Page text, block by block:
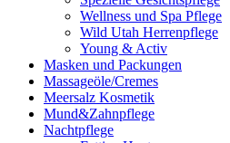
Wellness und Spa Pflege
Wild Utah Herrenpflege
Young & Activ
Masken und Packungen
Massageöle/Cremes
Meersalz Kosmetik
Mund&Zahnpflege
Nachtpflege